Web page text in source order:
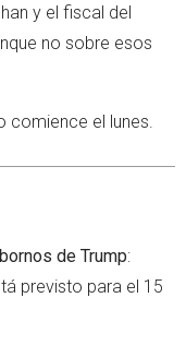
y el fiscal del
no sobre esos
comience el lunes.
de Trump:
previsto para el 15